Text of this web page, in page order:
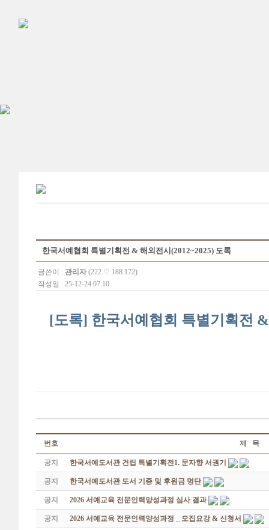
한국서예협회 특별기획전 & 해외전시(2012~2025) 도록
글쓴이 : 관리자 (222.♡.188.172)
작성일 : 25-12-24 07:10
[도록] 한국서예협회 특별기획전
번호 제 목
공지 한국서예도서관 건립 특별기획전1. 문자향 서권기
공지 한국서예도서관 도서 기증 및 후원금 명단
공지 2026 서예교육 전문인력양성과정 심사 결과
공지 2026 서예교육 전문인력양성과정 _ 모집요강 & 신청서